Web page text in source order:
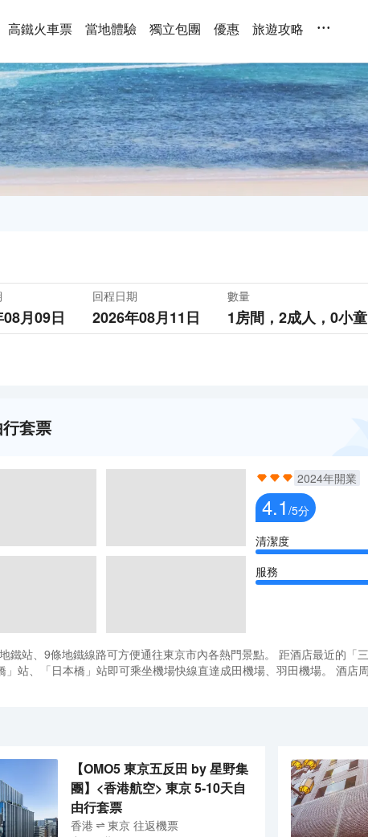
高鐵火車票 當地體驗 獨立包團 優惠 旅遊攻略 ...
月09日
回程日期
2026年08月11日
數量
1房間， 2成人， 0小童
套票
2024年開業
4.1 /5分
清潔度
服務
站、9條地鐵線路可方便通往東京市內各熱門景點。 距酒店最近的「
站、「日本橋」站即可乘坐機場快線直達成田機場、羽田機場。 酒店
【OMO5 東京五反田 by 星野集
團】<香港航空> 東京 5-10天自
由行套票
香港 東京 往返機票